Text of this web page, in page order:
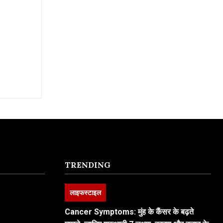
TRENDING
लाइफस्टाइल
Cancer Symptoms: मुंह के कैंसर के बढ़ते